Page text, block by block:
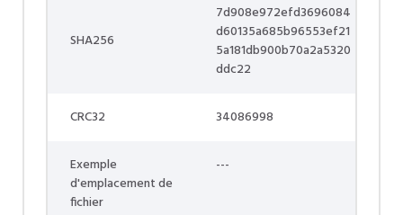
SHA256
7d908e972efd3696084
d60135a685b96553ef21
5a181db900b70a2a5320
ddc22
CRC32 34086998
Exemple
d'emplacement de
fichier
---